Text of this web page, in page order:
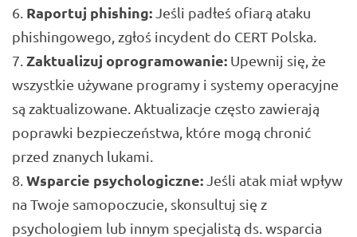
Raportuj phishing: Jeśli padłeś ofiarą ataku
phishingowego, zgłoś incydent do CERT Polska.
Zaktualizuj oprogramowanie: Upewnij się, że
wszystkie używane programy i systemy operacyjne
są zaktualizowane. Aktualizacje często zawierają
poprawki bezpieczeństwa, które mogą chronić
przed znanych lukami.
Wsparcie psychologiczne: Jeśli atak miał wpływ
na Twoje samopoczucie, skonsultuj się z
psychologiem lub innym specjalistą ds. wsparcia